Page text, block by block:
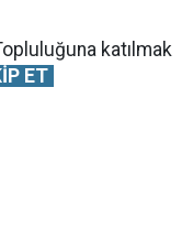
katılmak
ET